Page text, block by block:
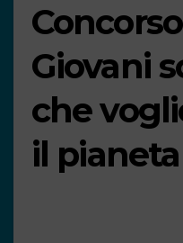
Giovani
che
il pianeta